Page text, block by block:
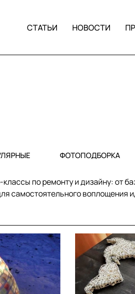
СТАТЬИ НОВОСТИ
ФОТОПОДБОРКА
по ремонту и дизайну: от
самостоятельного воплощения